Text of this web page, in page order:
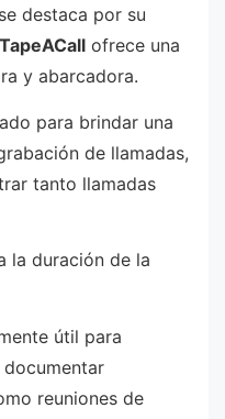
destaca por su
TapeACall ofrece una
y abarcadora.
para brindar una
de llamadas,
tanto llamadas
la duración de la
útil para
reuniones de